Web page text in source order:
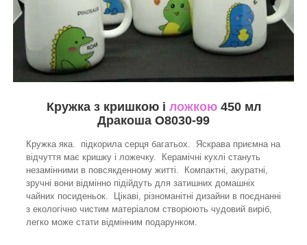
Кружка з кришкою і ложкою450 мл
Дракоша O8030-99
Кружка яка. підкорила серця багатьох. Яскрава приємна на
відчуття має кришку і ложечку. Керамічні кухлі стануть
незамінними в повсякденному житті. Компактні, акуратні,
зручні вони відмінно підійдуть для затишних домашніх
чайних посиденьок. Цікаві, різноманітні дизайни в поєднанні
з екологічно чистим матеріалом створюють чудовий виріб,
легко може стати відмінним подарунком.